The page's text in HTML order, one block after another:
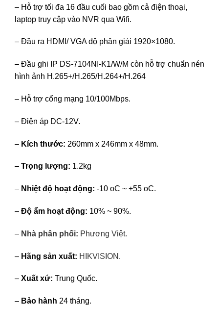
– Hỗ trợ tối đa 16 đầu cuối bao gồm cả điện thoại,
laptop truy cập vào NVR qua Wifi.
– Đầu ra HDMI/ VGA độ phân giải 1920×1080.
– Đầu ghi IP DS-7104NI-K1/W/M còn hỗ trợ chuẩn nén
hình ảnh H.265+/H.265/H.264+/H.264
– Hỗ trợ cổng mạng 10/100Mbps.
– Điện áp DC-12V.
– Kích thước: 260mm x 246mm x 48mm.
– Trọng lượng: 1.2kg
– Nhiệt độ hoạt động: -10 oC ~ +55 oC.
– Độ ẩm hoạt động: 10% ~ 90%.
– Nhà phân phối: Phương Việt.
– Hãng sản xuất: HIKVISION .
– Xuất xứ: Trung Quốc.
– Bảo hành 24 tháng.